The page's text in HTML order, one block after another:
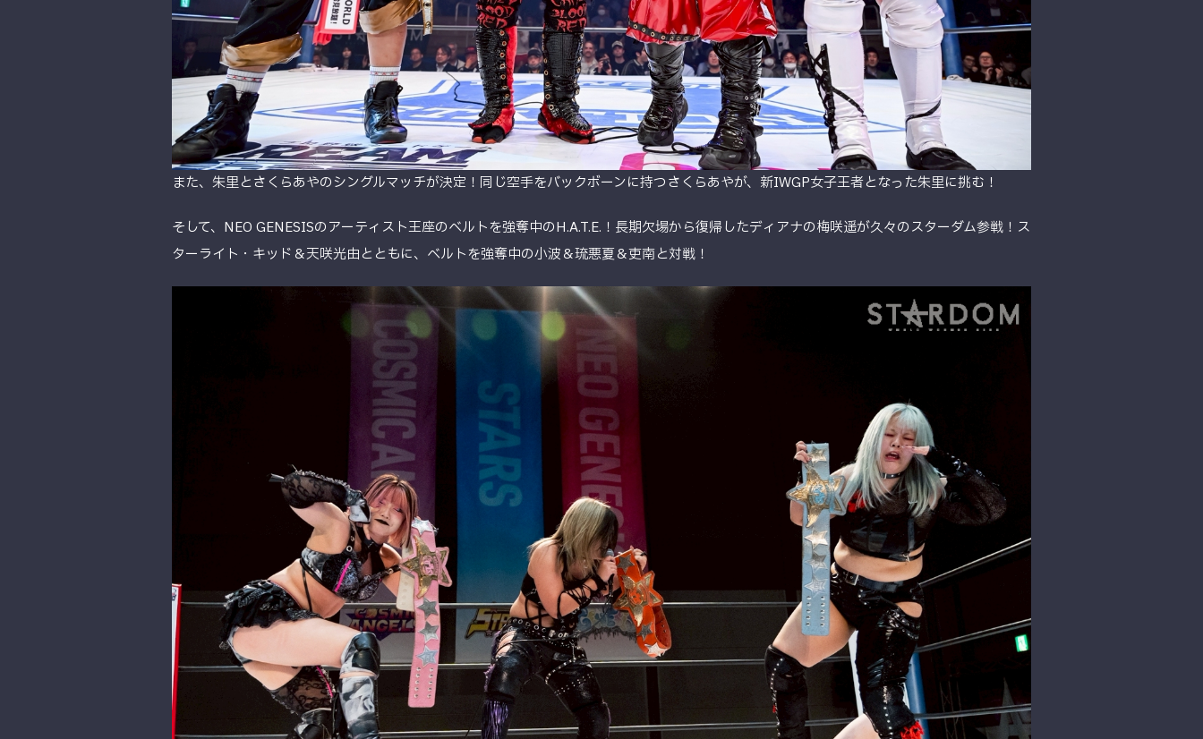
また、朱里とさくらあやのシングルマッチが決定！同じ空手をバックボーンに持つさくらあやが、新IWGP女子王者となった朱里に挑む！
そして、NEO GENESISのアーティスト王座のベルトを強奪中のH.A.T.E.！長期欠場から復帰したディアナの梅咲遥が久々のスターダム参戦！ス
ターライト・キッド＆天咲光由とともに、ベルトを強奪中の小波＆琉悪夏＆吏南と対戦！